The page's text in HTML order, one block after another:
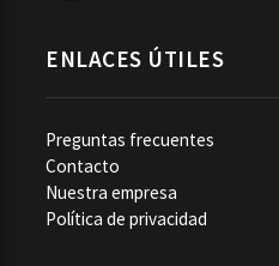
ENLACES ÚTILES
Preguntas frecuentes
Contacto
Nuestra empresa
Política de privacidad